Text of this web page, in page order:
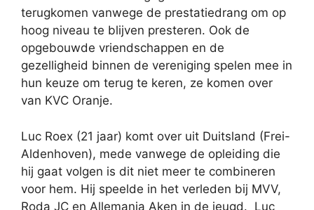
terugkomen vanwege de prestatiedrang om op
hoog niveau te blijven presteren. Ook de
opgebouwde vriendschappen en de
gezelligheid binnen de vereniging spelen mee in
hun keuze om terug te keren, ze komen over
van KVC Oranje.
Luc Roex (21 jaar) komt over uit Duitsland (Frei-
Aldenhoven), mede vanwege de opleiding die
hij gaat volgen is dit niet meer te combineren
voor hem. Hij speelde in het verleden bij MVV,
Roda JC en Allemania Aken in de jeugd. Luc